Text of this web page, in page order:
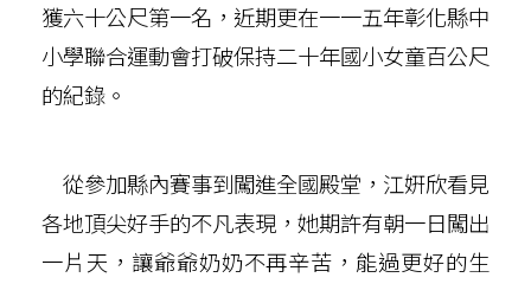
獲六十公尺第一名，近期更在一一五年彰化縣中
小學聯合運動會打破保持二十年國小女童百公尺
的紀錄。
從參加縣內賽事到闖進全國殿堂，江姸欣看見
各地頂尖好手的不凡表現，她期許有朝一日闖出
一片天，讓爺爺奶奶不再辛苦，能過更好的生